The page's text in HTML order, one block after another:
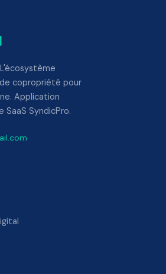
copropriété pour
Application
SyndicPro.